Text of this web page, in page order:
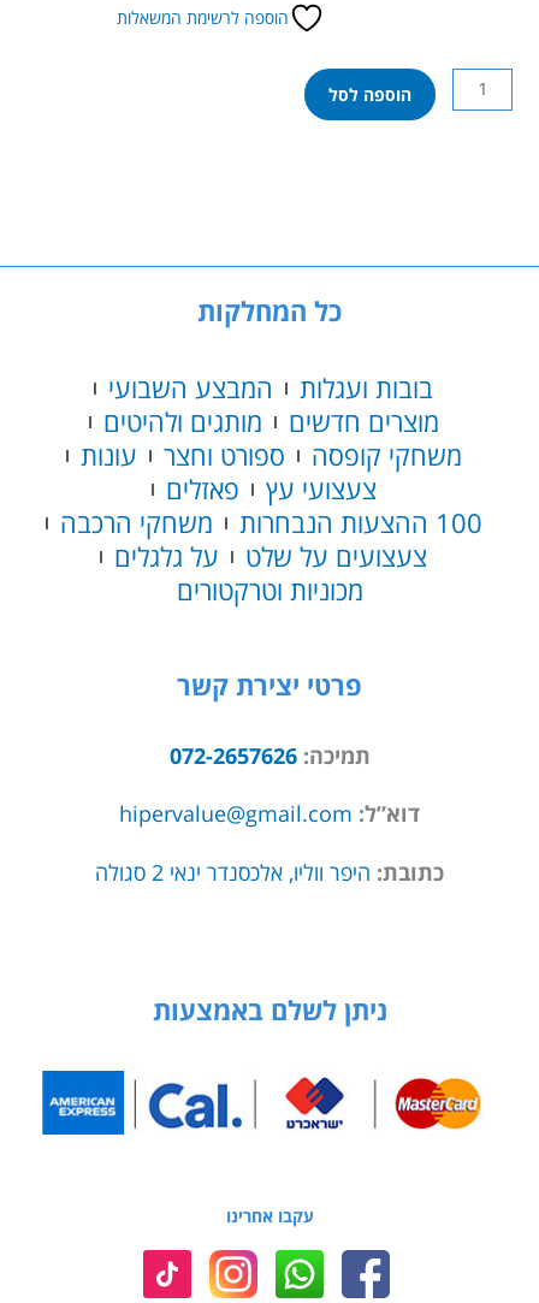
הוספה לרשימת המשאלות
כמות
של
הוספה לסל
כל המחלקות
בובות ועגלות
המבצע השבועי
מוצרים חדשים
מותגים ולהיטים
משחקי קופסה
ספורט וחצר
עונות
צעצועי עץ
פאזלים
100 ההצעות הנבחרות
משחקי הרכבה
צעצועים על שלט
על גלגלים
מכוניות וטרקטורים
פרטי יצירת קשר
תמיכה:072-2657626
דוא”ל: hipervalue@gmail.com
כתובת: היפר ווליו, אלכסנדר ינאי 2 סגולה
ניתן לשלם באמצעות
עקבו אחרינו